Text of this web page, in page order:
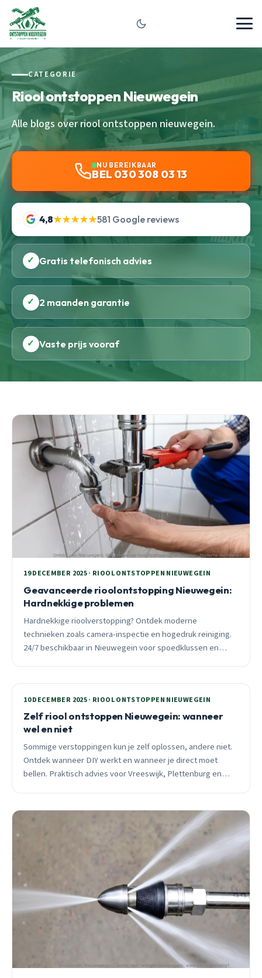
CATEGORIE
Riool ontstoppen Nieuwegein
Alle blogs over riool ontstoppen nieuwegein.
NU BEREIKBAAR
BEL 030 308 03 13
4,8★★★★★581 Google reviews
✓ Gratis telefonisch advies
✓ 2 maanden garantie
✓ Vaste prijs vooraf
19 DECEMBER 2025 · RIOOL ONTSTOPPEN NIEUWEGEIN
Geavanceerde rioolontstopping Nieuwegein:
Hardnekkige problemen
Hardnekkige rioolverstopping? Ontdek moderne
technieken zoals camera-inspectie en hogedruk reiniging.
24/7 beschikbaar in Nieuwegein voor spoedklussen en
10 DECEMBER 2025 · RIOOL ONTSTOPPEN NIEUWEGEIN
Zelf riool ontstoppen Nieuwegein: wanneer
wel en niet
Sommige verstoppingen kun je zelf oplossen, andere niet.
Ontdek wanneer DIY werkt en wanneer je direct moet
bellen. Praktisch advies voor Vreeswijk, Plettenburg en